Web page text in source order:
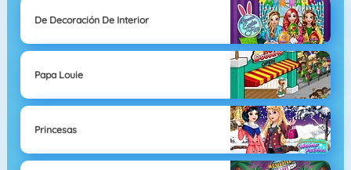
De Decoración De Interior
Papa Louie
Princesas